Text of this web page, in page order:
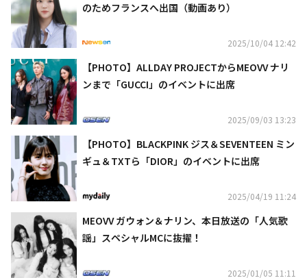
のためフランスへ出国（動画あり）
2025/10/04 12:42
【PHOTO】ALLDAY PROJECTからMEOVV ナリ
ンまで「GUCCI」のイベントに出席
2025/09/03 13:23
【PHOTO】BLACKPINK ジス＆SEVENTEEN ミン
ギュ＆TXTら「DIOR」のイベントに出席
2025/04/19 11:24
MEOVV ガウォン＆ナリン、本日放送の「人気歌
謡」スペシャルMCに抜擢！
2025/01/05 11:11